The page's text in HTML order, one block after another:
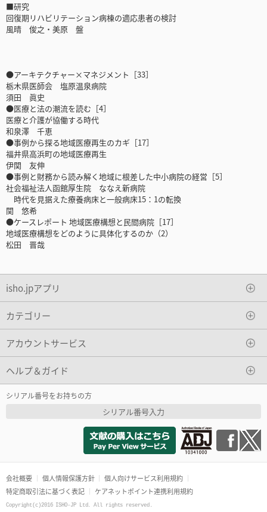
■研究
回復期リハビリテーション病棟の適応患者の検討
風晴 俊之・美原 盤
●アーキテクチャー×マネジメント［33］
栃木県医師会 塩原温泉病院
須田 眞史
●医療と法の潮流を読む［4］
医療と介護が協働する時代
和泉澤 千恵
●事例から探る地域医療再生のカギ［17］
福井県高浜町の地域医療再生
伊関 友伸
●事例と財務から読み解く地域に根差した中小病院の経営［5］
社会福祉法人函館厚生院 ななえ新病院
時代を見据えた療養病床と一般病床15：1の転換
関 悠希
●ケースレポート 地域医療構想と民間病院［17］
地域医療構想をどのように具体化するのか（2）
松田 晋哉
isho.jpアプリ
カテゴリー
アカウントサービス
ヘルプ＆ガイド
シリアル番号をお持ちの方
シリアル番号入力
会社概要 個人情報保護方針
個人向けサービス利用規約
特定商取引法に基づく表記
ケアネットポイント連携利用規約
Copyright(c)2016 ISHO-JP Ltd. All rights reserved.